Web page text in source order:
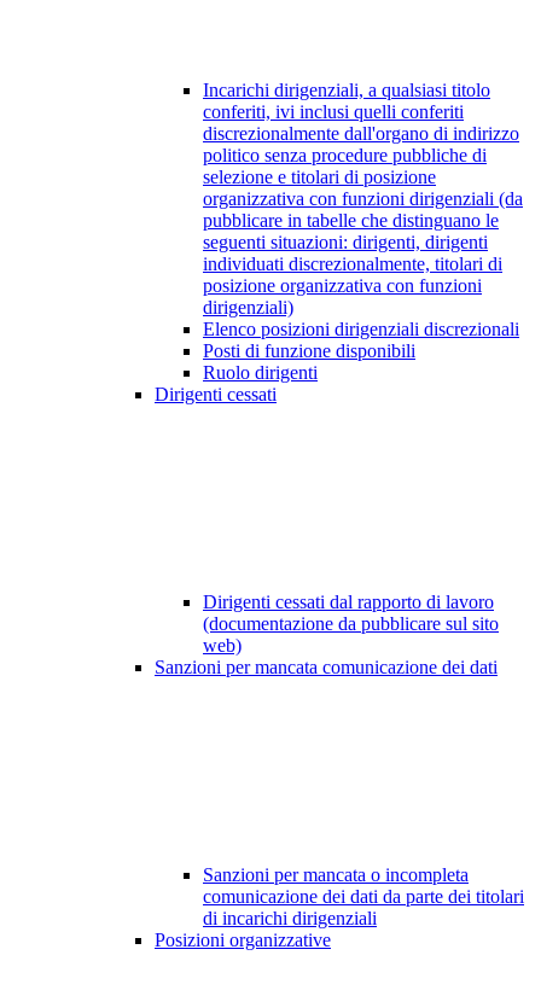
Incarichi dirigenziali, a qualsiasi titolo
conferiti, ivi inclusi quelli conferiti
discrezionalmente dall'organo di indirizzo
politico senza procedure pubbliche di
selezione e titolari di posizione
organizzativa con funzioni dirigenziali (da
pubblicare in tabelle che distinguano le
seguenti situazioni: dirigenti, dirigenti
individuati discrezionalmente, titolari di
posizione organizzativa con funzioni
dirigenziali)
Elenco posizioni dirigenziali discrezionali
Posti di funzione disponibili
Ruolo dirigenti
Dirigenti cessati
Dirigenti cessati dal rapporto di lavoro
(documentazione da pubblicare sul sito
web)
Sanzioni per mancata comunicazione dei dati
Sanzioni per mancata o incompleta
comunicazione dei dati da parte dei titolari
di incarichi dirigenziali
Posizioni organizzative